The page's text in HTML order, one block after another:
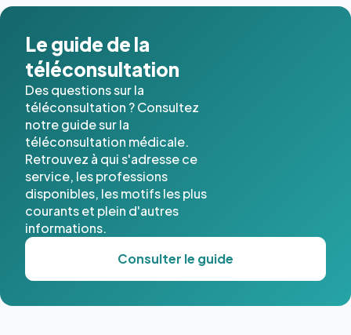
cas. #}
Le guide de la
téléconsultation
Des questions sur la
téléconsultation ? Consultez
notre guide sur la
téléconsultation médicale.
Retrouvez à qui s'adresse ce
service, les professions
disponibles, les motifs les plus
courants et plein d'autres
informations.
Consulter le guide